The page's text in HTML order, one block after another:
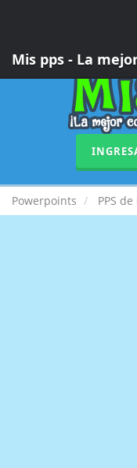
Mis pps - La
Powerpoints PPS